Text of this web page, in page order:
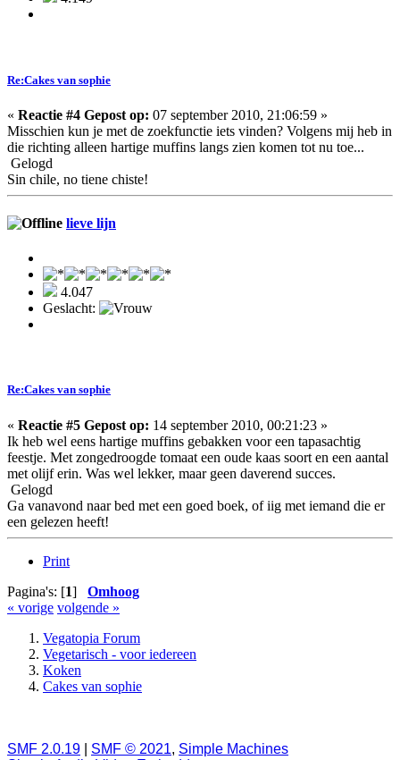
Re:Cakes van sophie
« Reactie #4 Gepost op: 07 september 2010, 21:06:59 »
Misschien kun je met de zoekfunctie iets vinden? Volgens mij heb in
die richting alleen hartige muffins langs zien komen tot nu toe...
Gelogd
Sin chile, no tiene chiste!
lieve lijn
4.047
Geslacht:
Re:Cakes van sophie
« Reactie #5 Gepost op: 14 september 2010, 00:21:23 »
Ik heb wel eens hartige muffins gebakken voor een tapasachtig
feestje. Met zongedroogde tomaat een oude kaas soort en een aantal
met olijf erin. Was wel lekker, maar geen daverend succes.
Gelogd
Ga vanavond naar bed met een goed boek, of iig met iemand die er
een gelezen heeft!
Print
Pagina's: [1] Omhoog
« vorige volgende »
Vegatopia Forum
Vegetarisch - voor iedereen
Koken
Cakes van sophie
SMF 2.0.19 SMF © 2021, Simple Machines